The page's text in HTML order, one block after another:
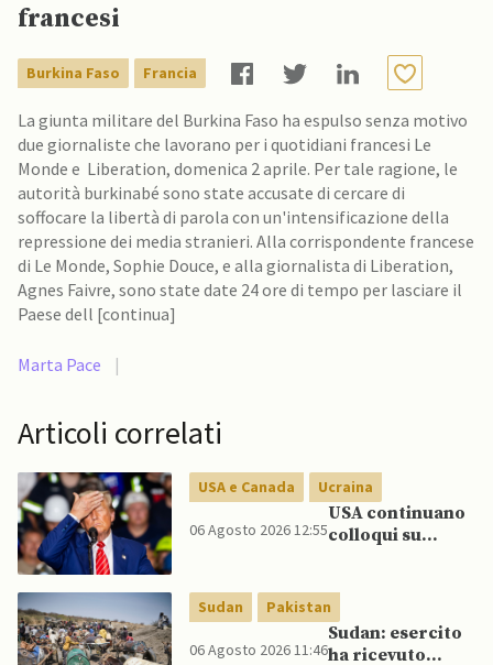
francesi
Burkina Faso Francia
La giunta militare del Burkina Faso ha espulso senza motivo
due giornaliste che lavorano per i quotidiani francesi Le
Monde e Liberation, domenica 2 aprile. Per tale ragione, le
autorità burkinabé sono state accusate di cercare di
soffocare la libertà di parola con un'intensificazione della
repressione dei media stranieri. Alla corrispondente francese
di Le Monde, Sophie Douce, e alla giornalista di Liberation,
Agnes Faivre, sono state date 24 ore di tempo per lasciare il
Paese dell [continua]
Marta Pace |
Articoli correlati
USA e Canada Ucraina
06 Agosto 2026 12:55
USA continuano
colloqui su
Patriot in
Ucraina,
nonostante
Sudan Pakistan
06 Agosto 2026 11:46
Sudan: esercito
ha ricevuto